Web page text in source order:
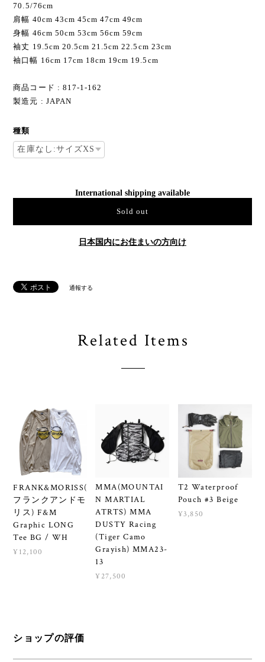
70.5/76cm
肩幅 40cm 43cm 45cm 47cm 49cm
身幅 46cm 50cm 53cm 56cm 59cm
袖丈 19.5cm 20.5cm 21.5cm 22.5cm 23cm
袖口幅 16cm 17cm 18cm 19cm 19.5cm
商品コード : 817-1-162
製造元 : JAPAN
種類
International shipping available
Sold out
日本国内にお住まいの方向け
通報する
Related Items
FRANK&MORISS(
フランクアンドモ
リス) F&M
Graphic LONG
Tee BG / WH
¥12,100
MMA(MOUNTAI
N MARTIAL
ATRTS) MMA
DUSTY Racing
(Tiger Camo
Grayish) MMA23-
13
¥27,500
T2 Waterproof
Pouch #3 Beige
¥3,850
ショップの評価